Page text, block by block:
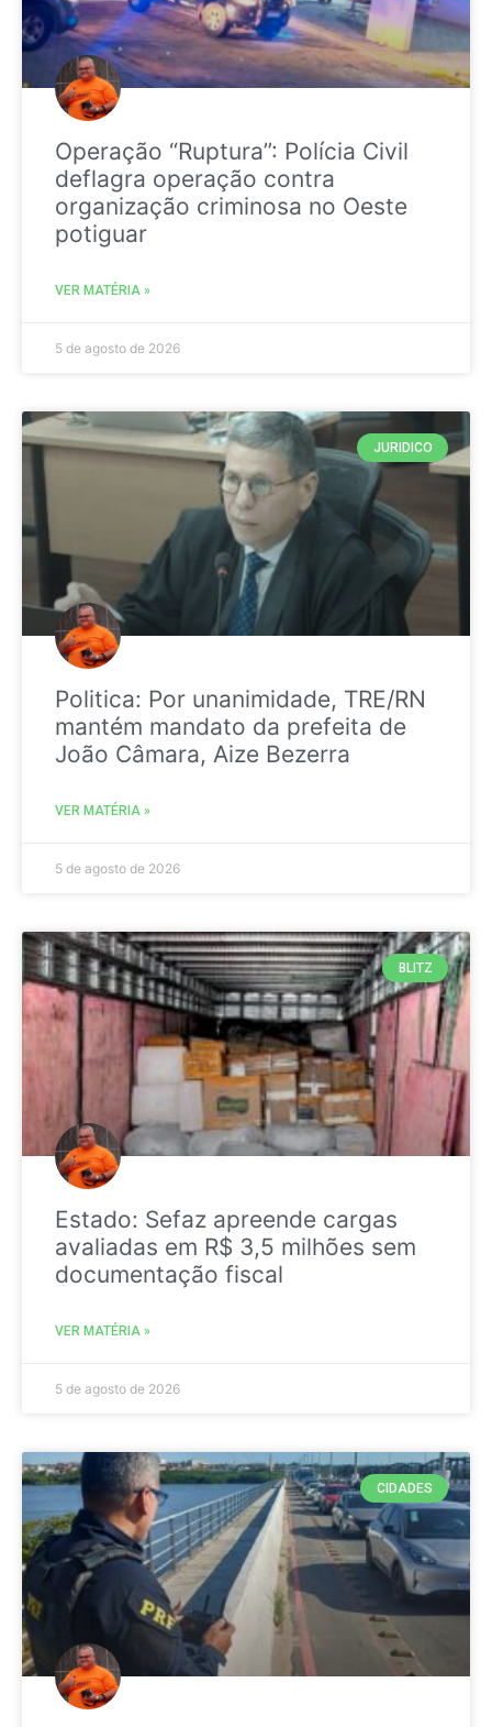
Operação “Ruptura”: Polícia Civil
deflagra operação contra
organização criminosa no Oeste
potiguar
VER MATÉRIA »
5 de agosto de 2026
JURIDICO
Politica: Por unanimidade, TRE/RN
mantém mandato da prefeita de
João Câmara, Aize Bezerra
VER MATÉRIA »
5 de agosto de 2026
BLITZ
Estado: Sefaz apreende cargas
avaliadas em R$ 3,5 milhões sem
documentação fiscal
VER MATÉRIA »
5 de agosto de 2026
CIDADES